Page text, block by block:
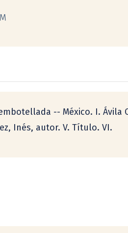
-- México. I. Ávila
Inés, autor. V. Título. VI.